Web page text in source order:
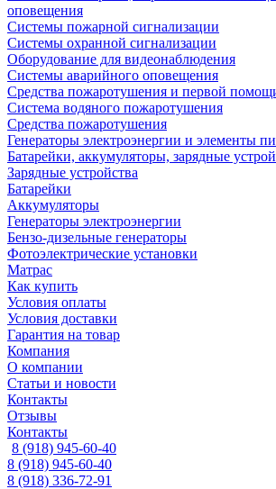
оповещения
Системы пожарной сигнализации
Системы охранной сигнализации
Оборудование для видеонаблюдения
Системы аварийного оповещения
Средства пожаротушения и первой
Система водяного пожаротушения
Средства пожаротушения
Генераторы электроэнергии и элементы
Батарейки, аккумуляторы, зарядные
Зарядные устройства
Батарейки
Аккумуляторы
Генераторы электроэнергии
Бензо-дизельные генераторы
Фотоэлектрические установки
Матрас
Как купить
Условия оплаты
Условия доставки
Гарантия на товар
Компания
О компании
Статьи и новости
Контакты
Отзывы
Контакты
8 (918) 945-60-40
8 (918) 945-60-40
8 (918) 336-72-91